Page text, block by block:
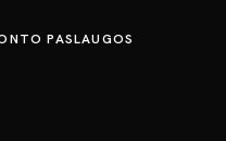
PASLAUGOS